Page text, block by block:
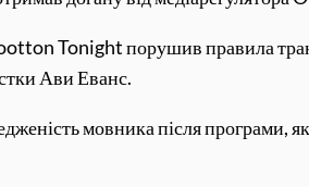
Tonight порушив правила
Ави Еванс.
мовника після програми,